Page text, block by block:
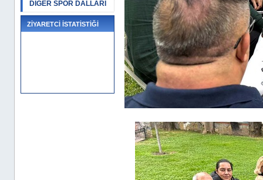
DİĞER SPOR DALLARI
ZİYARETCİ İSTATİSTİĞİ